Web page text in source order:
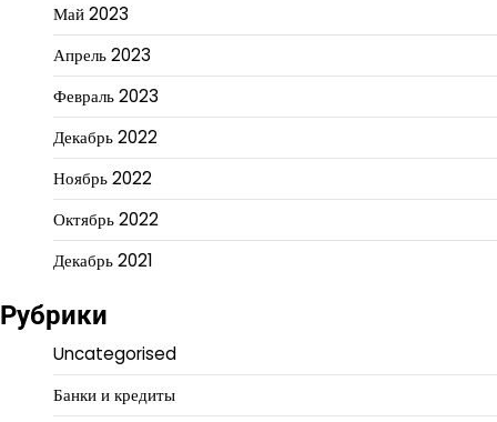
Май 2023
Апрель 2023
Февраль 2023
Декабрь 2022
Ноябрь 2022
Октябрь 2022
Декабрь 2021
Рубрики
Uncategorised
Банки и кредиты